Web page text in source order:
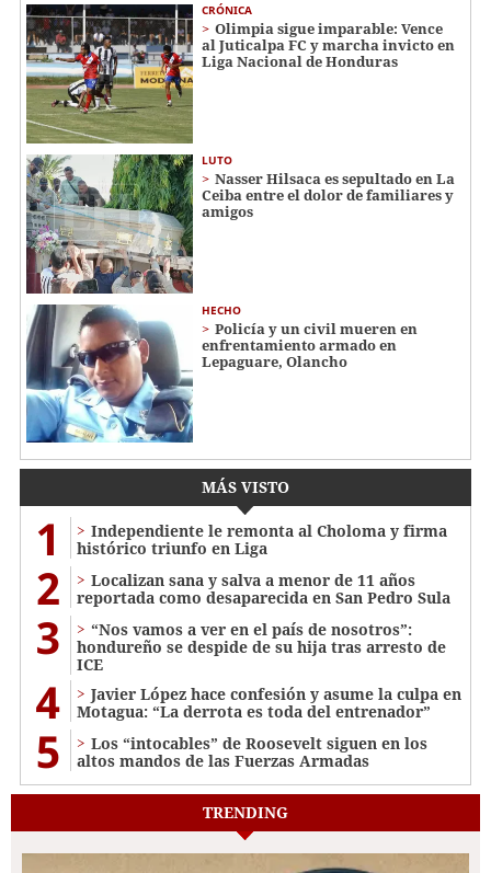
CRÓNICA
Olimpia sigue imparable: Vence
al Juticalpa FC y marcha invicto en
Liga Nacional de Honduras
LUTO
Nasser Hilsaca es sepultado en La
Ceiba entre el dolor de familiares y
amigos
HECHO
Policía y un civil mueren en
enfrentamiento armado en
Lepaguare, Olancho
MÁS VISTO
1
Independiente le remonta al Choloma y firma
histórico triunfo en Liga
2
Localizan sana y salva a menor de 11 años
reportada como desaparecida en San Pedro Sula
3
“Nos vamos a ver en el país de nosotros”:
hondureño se despide de su hija tras arresto de
ICE
4
Javier López hace confesión y asume la culpa en
Motagua: “La derrota es toda del entrenador”
5
Los “intocables” de Roosevelt siguen en los
altos mandos de las Fuerzas Armadas
TRENDING